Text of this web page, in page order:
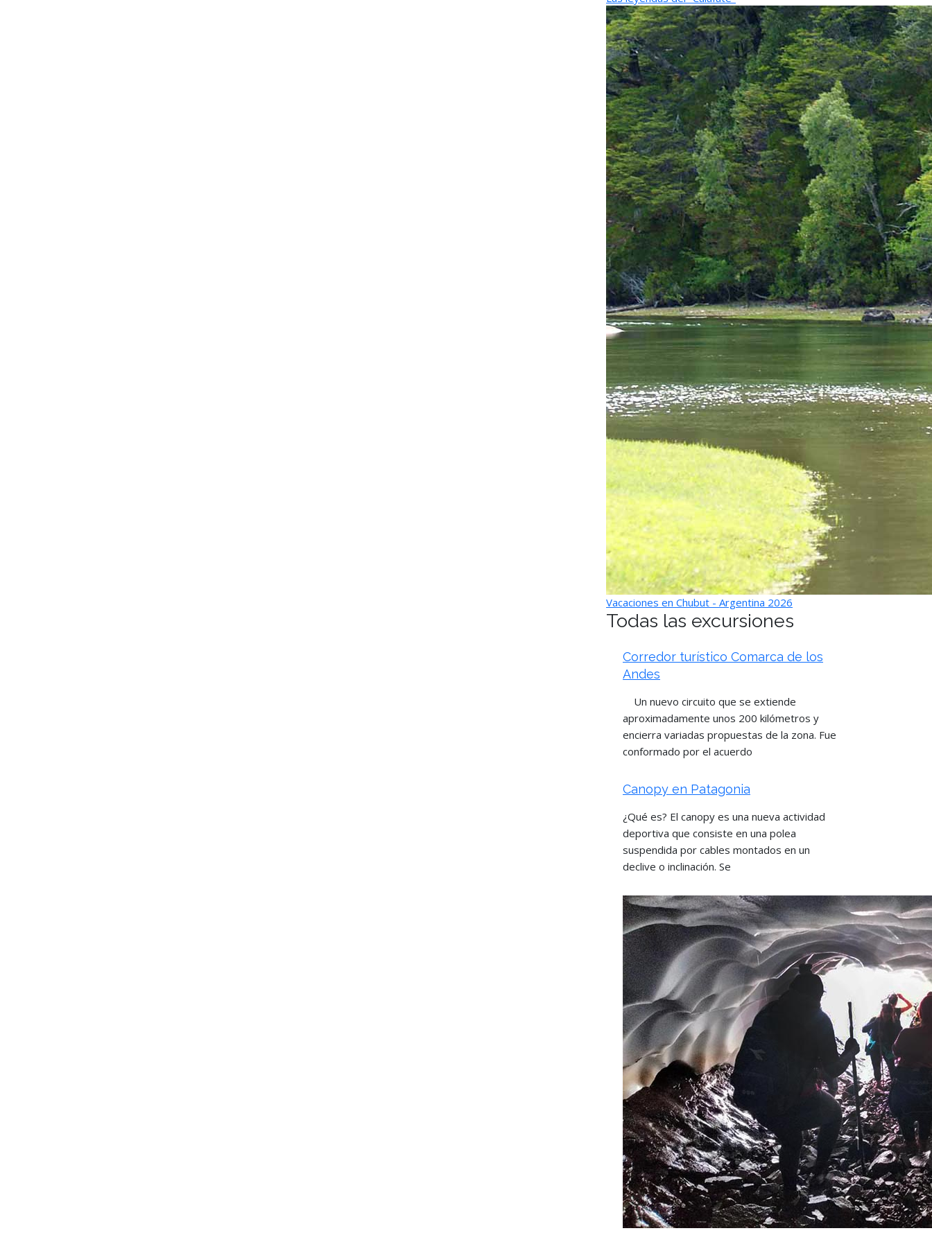
Vacaciones en Chubut - Argentina 2026
Todas las excursiones
Corredor turístico Comarca de los
Andes
Un nuevo circuito que se extiende
aproximadamente unos 200 kilómetros y
encierra variadas propuestas de la zona. Fue
conformado por el acuerdo
Canopy en Patagonia
¿Qué es? El canopy es una nueva actividad
deportiva que consiste en una polea
suspendida por cables montados en un
declive o inclinación. Se